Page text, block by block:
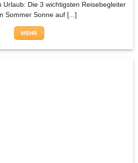
Urlaub: Die 3 wichtigsten Reisebegleiter
Sommer Sonne auf [...]
MEHR